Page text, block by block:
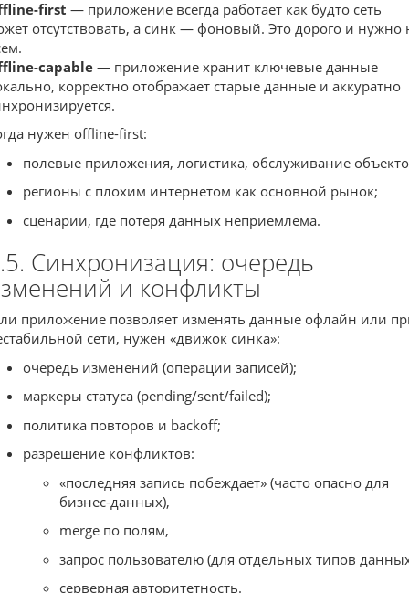
first — приложение всегда работает как будто сеть
отсутствовать, а синк — фоновый. Это дорого и нужно
capable— приложение хранит ключевые данные
корректно отображает старые данные и аккуратно
нужен offline-first:
полевые приложения, логистика, обслуживание
регионы с плохим интернетом как основной рынок;
сценарии, где потеря данных неприемлема.
Синхронизация: очередь
и конфликты
приложение позволяет изменять данные офлайн или
сети, нужен «движок синка»:
очередь изменений (операции записей);
маркеры статуса (pending/sent/failed);
политика повторов и backoff;
разрешение конфликтов:
«последняя запись побеждает» (часто опасно для
бизнес-данных),
merge по полям,
запрос пользователю (для отдельных типов
серверная авторитетность.